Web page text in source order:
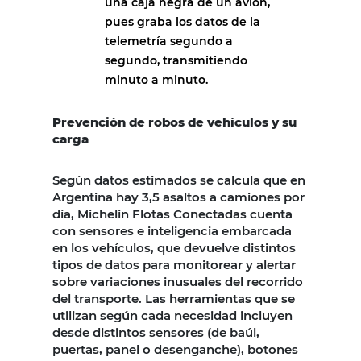
pues graba los datos de la
telemetría segundo a
segundo, transmitiendo
minuto a minuto.
Prevención de robos de vehículos y su
carga
Según datos estimados se calcula que en
Argentina hay 3,5 asaltos a camiones por
día, Michelin Flotas Conectadas cuenta
con sensores e inteligencia embarcada
en los vehículos, que devuelve distintos
tipos de datos para monitorear y alertar
sobre variaciones inusuales del recorrido
del transporte. Las herramientas que se
utilizan según cada necesidad incluyen
desde distintos sensores (de baúl,
puertas, panel o desenganche), botones